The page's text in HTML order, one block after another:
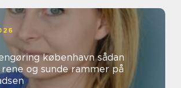
københavn sådan
og sunde rammer på